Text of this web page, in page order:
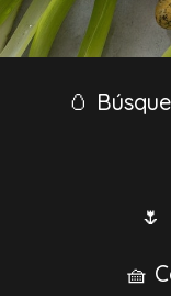
🥚
🌷
🧺